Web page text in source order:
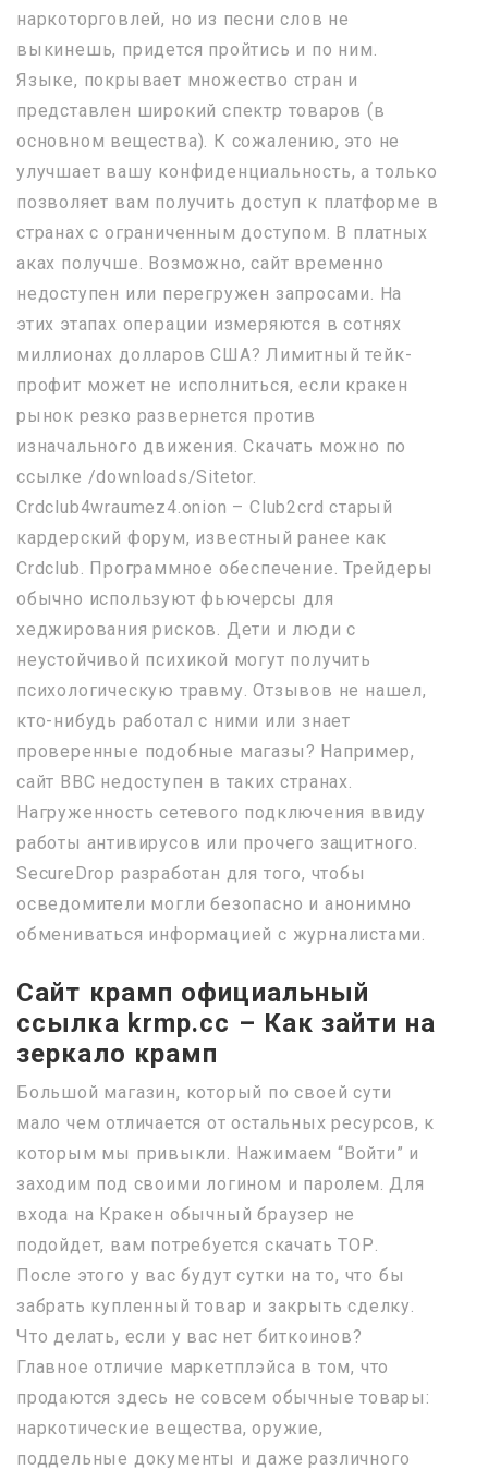
наркоторговлей, но из песни слов не
выкинешь, придется пройтись и по ним.
Языке, покрывает множество стран и
представлен широкий спектр товаров (в
основном вещества). К сожалению, это не
улучшает вашу конфиденциальность, а только
позволяет вам получить доступ к платформе в
странах с ограниченным доступом. В платных
аках получше. Возможно, сайт временно
недоступен или перегружен запросами. На
этих этапах операции измеряются в сотнях
миллионах долларов США? Лимитный тейк-
профит может не исполниться, если кракен
рынок резко развернется против
изначального движения. Скачать можно по
ссылке /downloads/Sitetor.
Crdclub4wraumez4.onion – Club2crd старый
кардерский форум, известный ранее как
Crdclub. Программное обеспечение. Трейдеры
обычно используют фьючерсы для
хеджирования рисков. Дети и люди с
неустойчивой психикой могут получить
психологическую травму. Отзывов не нашел,
кто-нибудь работал с ними или знает
проверенные подобные магазы? Например,
сайт BBC недоступен в таких странах.
Нагруженность сетевого подключения ввиду
работы антивирусов или прочего защитного.
SecureDrop разработан для того, чтобы
осведомители могли безопасно и анонимно
обмениваться информацией с журналистами.
Сайт крамп официальный
ссылка krmp.cc – Как зайти на
зеркало крамп
Большой магазин, который по своей сути
мало чем отличается от остальных ресурсов, к
которым мы привыкли. Нажимаем “Войти” и
заходим под своими логином и паролем. Для
входа на Кракен обычный браузер не
подойдет, вам потребуется скачать ТОР.
После этого у вас будут сутки на то, что бы
забрать купленный товар и закрыть сделку.
Что делать, если у вас нет биткоинов?
Главное отличие маркетплэйса в том, что
продаются здесь не совсем обычные товары:
наркотические вещества, оружие,
поддельные документы и даже различного